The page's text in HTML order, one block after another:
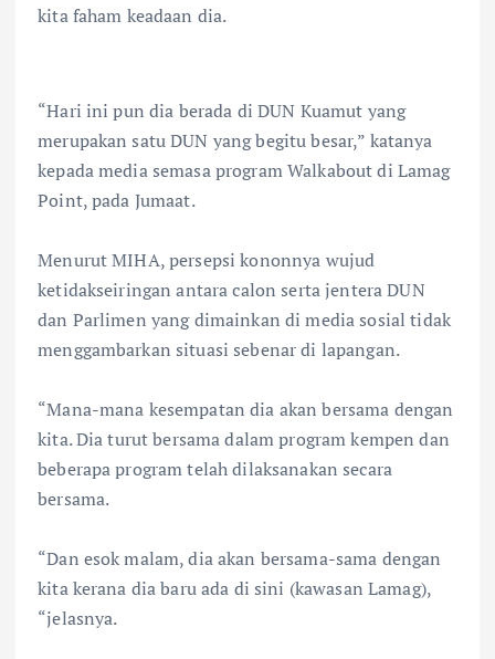
kita faham keadaan dia.
“Hari ini pun dia berada di DUN Kuamut yang
merupakan satu DUN yang begitu besar,” katanya
kepada media semasa program Walkabout di Lamag
Point, pada Jumaat.
Menurut MIHA, persepsi kononnya wujud
ketidakseiringan antara calon serta jentera DUN
dan Parlimen yang dimainkan di media sosial tidak
menggambarkan situasi sebenar di lapangan.
“Mana-mana kesempatan dia akan bersama dengan
kita. Dia turut bersama dalam program kempen dan
beberapa program telah dilaksanakan secara
bersama.
“Dan esok malam, dia akan bersama-sama dengan
kita kerana dia baru ada di sini (kawasan Lamag),
“jelasnya.